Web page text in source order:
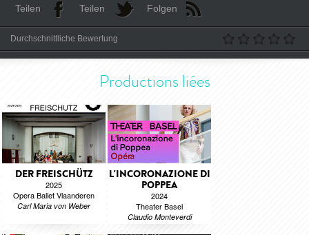
Teilen Teilen Folgen
Durchschnittliche Bewertung
Productions liées
DER FREISCHÜTZ
2025
Opera Ballet Vlaanderen
Carl Maria von Weber
L'INCORONAZIONE DI
POPPEA
2024
Theater Basel
Claudio Monteverdi